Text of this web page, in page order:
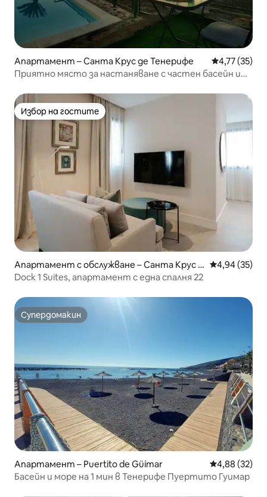
Апартамент – Санта Крус де Тенерифе Средна
4,77 (35)
Приятно място за настаняване с частен басейн и
Избор на гостите
Избор на гостите
Апартамент с обслужване – Санта Крус д
е Тенерифе
Средна
4,94 (35)
Dock 1 Suites, апартамент с една спалня 22
Супердомакин
Супердомакин
Апартамент – Puertito de Güímar Средна
4,88 (32)
Басейн и море на 1 мин в Тенерифе Пуертито Гуимар